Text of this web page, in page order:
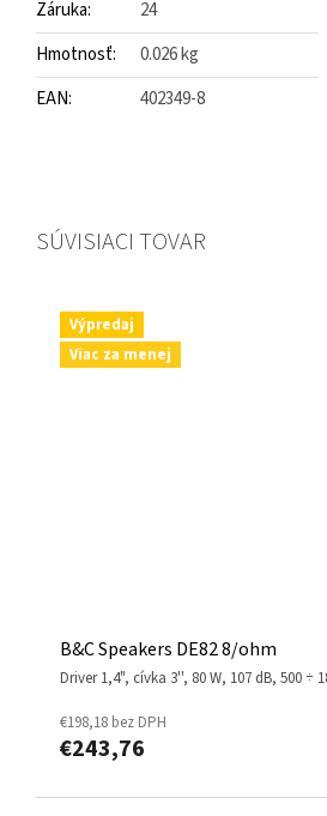
SÚVISIACI TOVAR
Výpredaj
Viac za menej
B&C Speakers DE82 8/ohm
driver 1,4", cívka 3'', 80 W, 107 dB, 500 ÷
€198,18 bez DPH
€243,76
Záruka:
24
Hmotnosť:
0.026 kg
EAN: 402349-8